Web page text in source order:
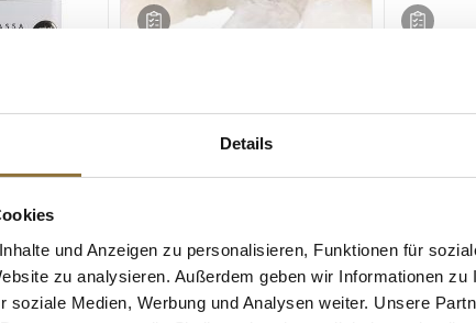
Details
und Anzeigen zu personalisieren, Funktionen für
zu analysieren. Außerdem geben wir Informationen zu
soziale Medien, Werbung und Analysen weiter. Unsere
Tea
lose mit
White Tiger Garnelen, ohne
Schale, ca. 16-24 Stück,
Gourmaître Pure, TK, 1 kg, ATG
800g
Ramen-
gerade,